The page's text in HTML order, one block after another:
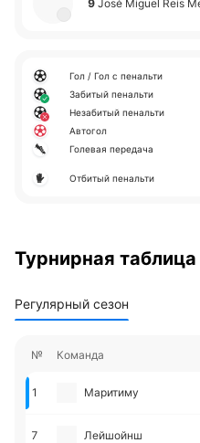
9 José Miguel Reis
Гол / Гол с пенальти
Забитый пенальти
Незабитый пенальти
Автогол
Голевая передача
Отбитый пенальти
Турнирная таблица
Регулярный сезон
№ Команда
1 Маритиму
7 Лейшойнш